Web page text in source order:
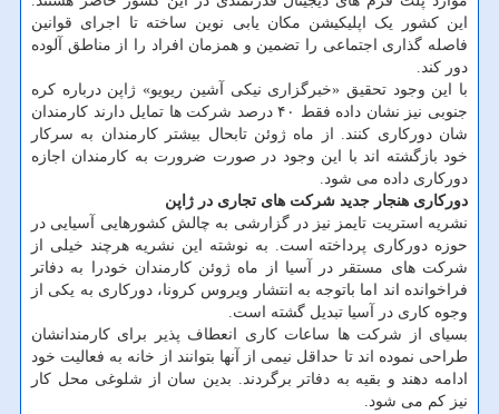
این کشور یک اپلیکیشن مکان یابی نوین ساخته تا اجرای قوانین
فاصله گذاری اجتماعی را تضمین و همزمان افراد را از مناطق آلوده
دور کند.
با این وجود تحقیق «خبرگزاری نیکی آشین ریویو» ژاپن درباره کره
جنوبی نیز نشان داده فقط ۴۰ درصد شرکت ها تمایل دارند کارمندان
شان دورکاری کنند. از ماه ژوئن تابحال بیشتر کارمندان به سرکار
خود بازگشته اند با این وجود در صورت ضرورت به کارمندان اجازه
دورکاری داده می شود.
دورکاری هنجار جدید شرکت های تجاری در ژاپن
نشریه استریت تایمز نیز در گزارشی به چالش کشورهایی آسیایی در
حوزه دورکاری پرداخته است. به نوشته این نشریه هرچند خیلی از
شرکت های مستقر در آسیا از ماه ژوئن کارمندان خودرا به دفاتر
فراخوانده اند اما باتوجه به انتشار ویروس کرونا، دورکاری به یکی از
وجوه کاری در آسیا تبدیل گشته است.
بسیای از شرکت ها ساعات کاری انعطاف پذیر برای کارمندانشان
طراحی نموده اند تا حداقل نیمی از آنها بتوانند از خانه به فعالیت خود
ادامه دهند و بقیه به دفاتر برگردند. بدین سان از شلوغی محل کار
نیز کم می شود.